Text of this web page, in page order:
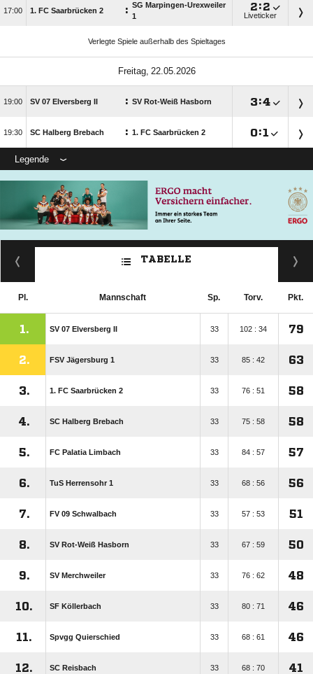
 1. FC Saarbrücken 2 : SG Marpingen-Urexweiler
1
:
Liveticker
Verlegte Spiele außerhalb des Spieltages
 
 SV 07 Elversberg II : SV Rot-Weiß Hasborn :
 SC Halberg Brebach : 1. FC Saarbrücken 2 :
Legende
TABELLE
Pl. Mannschaft Sp. Torv. Pkt.
1. SV 07 Elversberg II 33 102 : 34 79
2. FSV Jägersburg 1 33 85 : 42 63
3. 1. FC Saarbrücken 2 33 76 : 51 58
4. SC Halberg Brebach 33 75 : 58 58
5. FC Palatia Limbach 33 84 : 57 57
6. TuS Herrensohr 1 33 68 : 56 56
7. FV 09 Schwalbach 33 57 : 53 51
8. SV Rot-Weiß Hasborn 33 67 : 59 50
9. SV Merchweiler 33 76 : 62 48
10. SF Köllerbach 33 80 : 71 46
11. Spvgg Quierschied 33 68 : 61 46
12. SC Reisbach 33 68 : 70 41